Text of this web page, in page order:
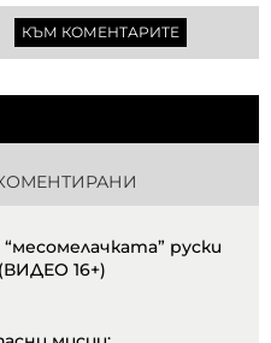
КЪМ КОМЕНТАРИТЕ
руски
16+)